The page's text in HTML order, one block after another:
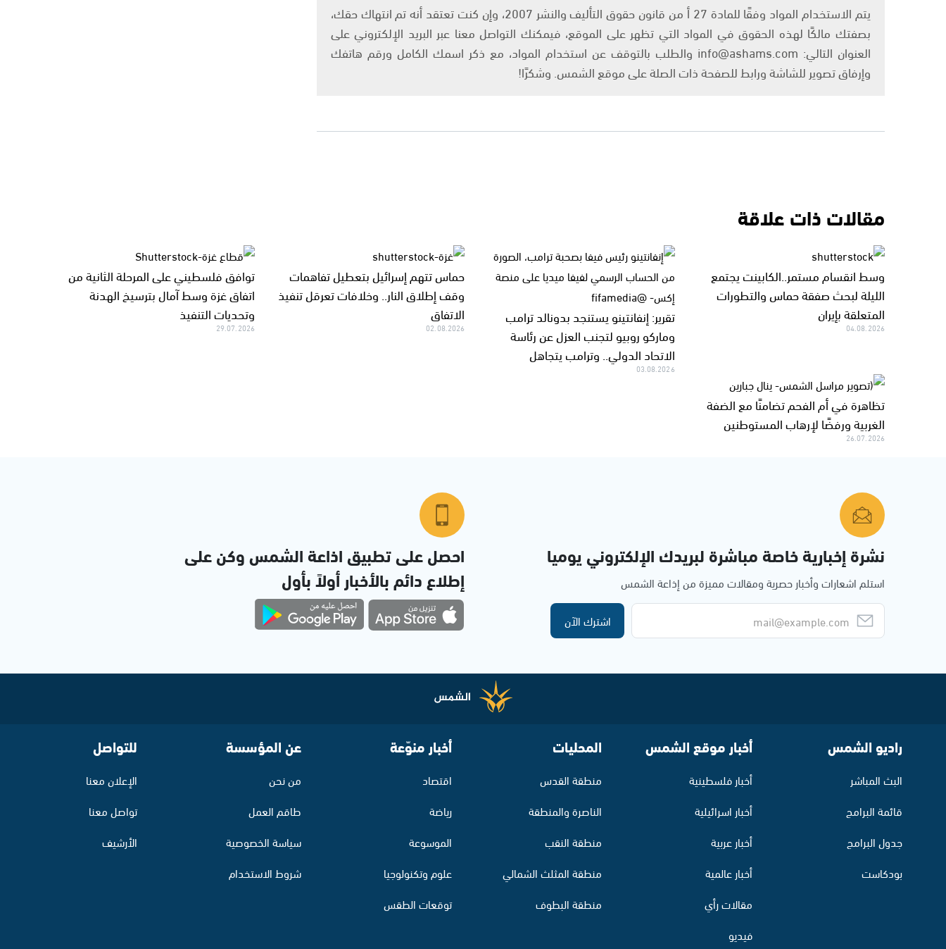
يتم الاستخدام المواد وفقًا للمادة 27 أ من قانون حقوق التأليف والنشر 2007، وإن كنت تعتقد أنه تم انتهاك حقك،
بصفتك مالكًا لهذه الحقوق في المواد التي تظهر على الموقع، فيمكنك التواصل معنا عبر البريد الإلكتروني على
العنوان التالي: info@ashams.com والطلب بالتوقف عن استخدام المواد، مع ذكر اسمك الكامل ورقم هاتفك
وإرفاق تصوير للشاشة ورابط للصفحة ذات الصلة على موقع الشمس. وشكرًا!
مقالات ذات علاقة
وسط انقسام مستمر..الكابينت يجتمع
الليلة لبحث صفقة حماس والتطورات
المتعلقة بإيران
04.08.2026
تقرير: إنفانتينو يستنجد بدونالد ترامب
وماركو روبيو لتجنب العزل عن رئاسة
الاتحاد الدولي.. وترامب يتجاهل
03.08.2026
حماس تتهم إسرائيل بتعطيل تفاهمات
وقف إطلاق النار.. وخلافات تعرقل تنفيذ
الاتفاق
02.08.2026
توافق فلسطيني على المرحلة الثانية من
اتفاق غزة وسط آمال بترسيخ الهدنة
وتحديات التنفيذ
29.07.2026
تظاهرة في أم الفحم تضامنًا مع الضفة
الغربية ورفضًا لإرهاب المستوطنين
26.07.2026
نشرة إخبارية خاصة مباشرة لبريدك الإلكتروني يوميا
استلم اشعارات وأخبار حصرية ومقالات مميزة من إذاعة الشمس
اشترك الآن
احصل على تطبيق اذاعة الشمس وكن على
إطلاع دائم بالأخبار أولاً بأول
راديو الشمس
البث المباشر
قائمة البرامج
جدول البرامج
بودكاست
أخبار موقع الشمس
أخبار فلسطينية
أخبار اسرائيلية
أخبار عربية
أخبار عالمية
مقالات رأي
فيديو
المحليات
منطقة القدس
الناصرة والمنطقة
منطقة النقب
منطقة المثلث الشمالي
منطقة البطوف
أخبار منوّعة
اقتصاد
رياضة
الموسوعة
علوم وتكنولوجيا
توقعات الطقس
عن المؤسسة
من نحن
طاقم العمل
سياسة الخصوصية
شروط الاستخدام
للتواصل
الإعلان معنا
تواصل معنا
الأرشيف